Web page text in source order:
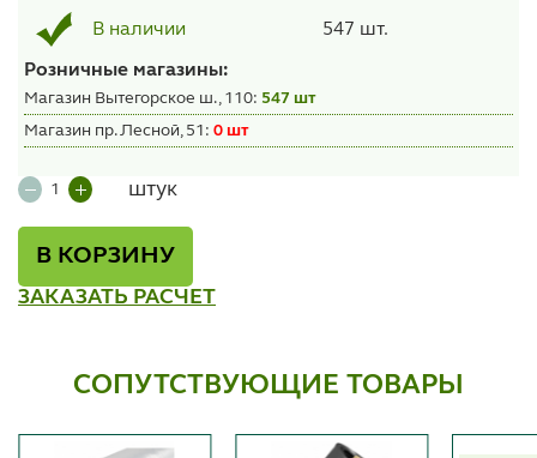
В наличии 547 шт.
Розничные магазины:
Магазин Вытегорское ш., 110: 547 шт
Магазин пр. Лесной, 51: 0 шт
штук
В КОРЗИНУ
ЗАКАЗАТЬ РАСЧЕТ
СОПУТСТВУЮЩИЕ ТОВАРЫ